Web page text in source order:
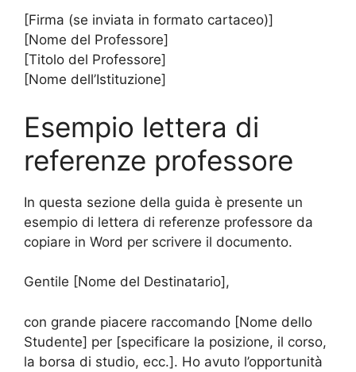
[Firma (se inviata in formato cartaceo)]
[Nome del Professore]
[Titolo del Professore]
[Nome dell’Istituzione]
Esempio lettera di
referenze professore
In questa sezione della guida è presente un
esempio di lettera di referenze professore da
copiare in Word per scrivere il documento.
Gentile [Nome del Destinatario],
con grande piacere raccomando [Nome dello
Studente] per [specificare la posizione, il corso,
la borsa di studio, ecc.]. Ho avuto l’opportunità